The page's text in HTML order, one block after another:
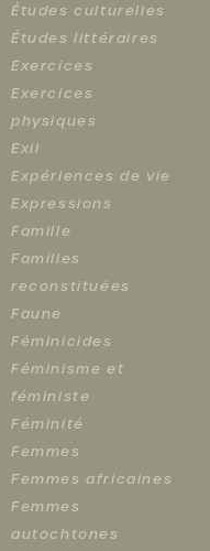
Études culturelles
Études littéraires
Exercices
Exercices
physiques
Exil
Expériences de vie
Expressions
Famille
Familles
reconstituées
Faune
Féminicides
Féminisme et
féministe
Féminité
Femmes
Femmes africaines
Femmes
autochtones